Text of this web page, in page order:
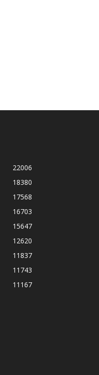
22006
18380
17568
16703
15647
12620
11837
11743
11167